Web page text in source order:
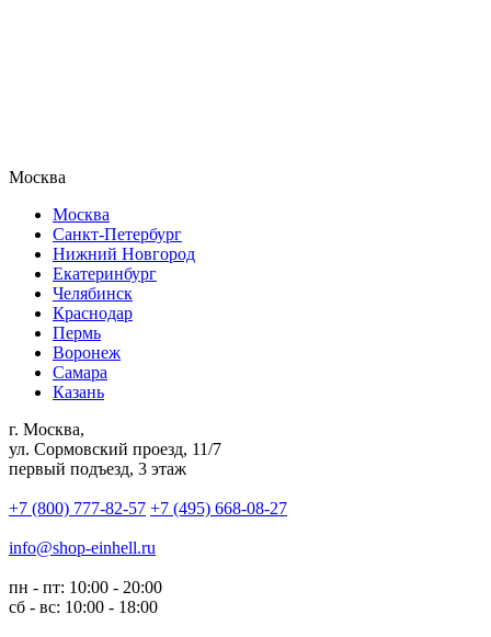
Москва
Москва
Санкт-Петербург
Нижний Новгород
Екатеринбург
Челябинск
Краснодар
Пермь
Воронеж
Самара
Казань
г. Москва,
ул. Сормовский проезд, 11/7
первый подъезд, 3 этаж
+7 (800) 777-82-57 +7 (495) 668-08-27
info@shop-einhell.ru
пн - пт: 10:00 - 20:00
сб - вс: 10:00 - 18:00